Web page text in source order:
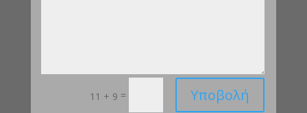
11 + 9 = Υποβολή